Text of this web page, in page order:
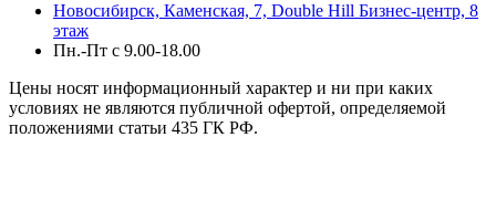
Новосибирск, Каменская, 7, Double Hill ​Бизнес-центр, 8
этаж
Пн.-Пт с 9.00-18.00
Цены носят информационный характер и ни при каких
условиях не являются публичной офертой, определяемой
положениями статьи 435 ГК РФ.